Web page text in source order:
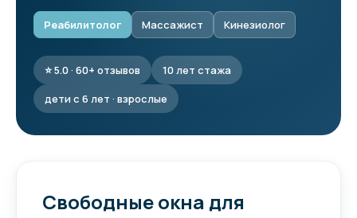
Реабилитолог Массажист Кинезиолог
⭐ 5.0 · 60+ отзывов
10 лет стажа
дети с 6 лет · взрослые
Свободные окна для